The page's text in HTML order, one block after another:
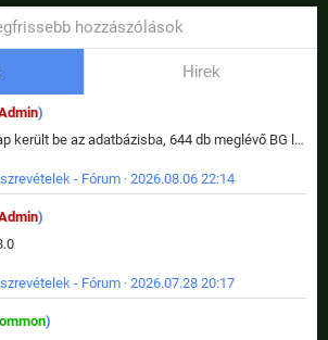
hozzászólások
Hirek
)
149 új BG lap került be az adatbázisba, 644 db meglévő BG lap módosult, bekerültek az új képek a megváltozott lapokhoz is.
- Fórum · 2026.08.06 22:14
)
- Fórum · 2026.07.28 20:17
)